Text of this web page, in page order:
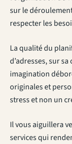
sur le
respecter les
La qualité du
d’adresses, sur
imagination
originales et
stress et non un
Il vous aiguillera
services qui